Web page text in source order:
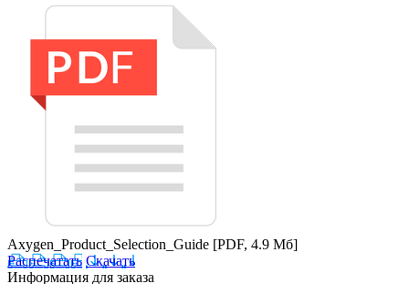
Axygen_Product_Selection_Guide [PDF, 4.9 Мб]
Распечатать Скачать
Информация для заказа